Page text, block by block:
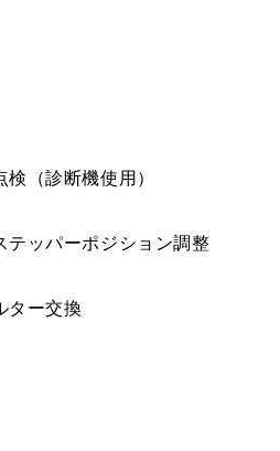
（診断機使用）
テッパーポジション調整
ター交換